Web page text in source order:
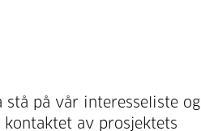
stå på vår interesseliste og
av prosjektets